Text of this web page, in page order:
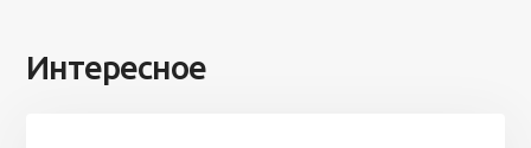
Интересное